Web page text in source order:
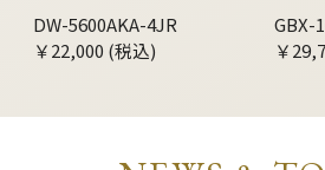
DW-5600AKA-4JR
￥22,000 (税込)
GBX-
￥